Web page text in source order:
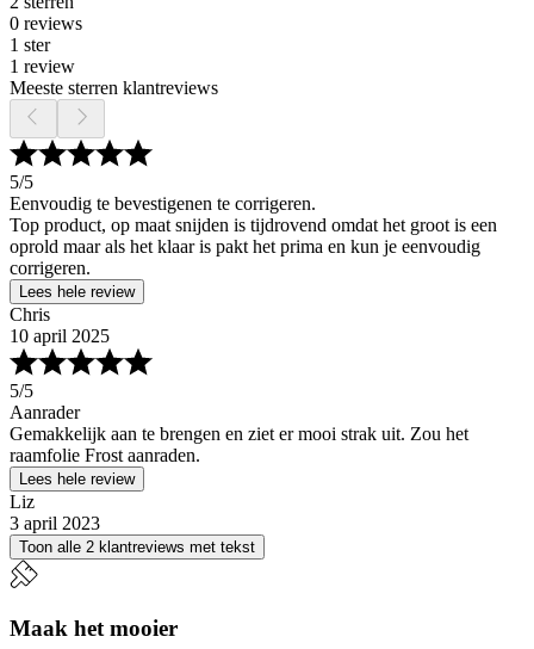
0 reviews
1 ster
1 review
Meeste sterren klantreviews
5/5
Eenvoudig te bevestigenen te corrigeren.
Top product, op maat snijden is tijdrovend omdat het groot is een
oprold maar als het klaar is pakt het prima en kun je eenvoudig
corrigeren.
Lees hele review
Chris
10 april 2025
5/5
Aanrader
Gemakkelijk aan te brengen en ziet er mooi strak uit. Zou het
raamfolie Frost aanraden.
Lees hele review
Liz
3 april 2023
Toon alle 2 klantreviews met tekst
Maak het mooier